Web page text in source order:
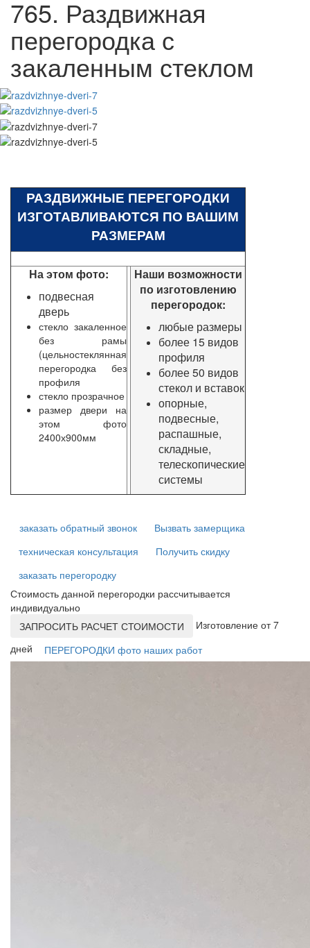
765. Раздвижная
перегородка с
закаленным стеклом
РАЗДВИЖНЫЕ ПЕРЕГОРОДКИ
ИЗГОТАВЛИВАЮТСЯ ПО ВАШИМ
РАЗМЕРАМ
На этом фото:
подвесная
дверь
стекло закаленное
без рамы
(цельностеклянная
перегородка без
профиля
стекло прозрачное
размер двери на
этом фото
2400х900мм
Наши возможности
по изготовлению
перегородок:
любые размеры
более 15 видов
профиля
более 50 видов
стекол и вставок
опорные,
подвесные,
распашные,
складные,
телескопические
системы
заказать обратный звонок
Вызвать замерщика
техническая консультация
Получить скидку
заказать перегородку
Стоимость данной перегородки рассчитывается
индивидуально
ЗАПРОСИТЬ РАСЧЕТ СТОИМОСТИ
Изготовление от 7
дней
ПЕРЕГОРОДКИ фото наших работ